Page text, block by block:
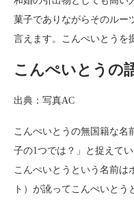
菓子でありながらそのルー
言えます。こんぺいとうを
こんぺいとうの
出典：写真AC
こんぺいとうの無国籍な名
子の1つでは？」と捉えて
こんぺいとうという名前は
ト）が訛ってこんぺいとう